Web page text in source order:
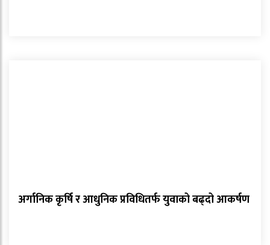
अर्गानिक कृर्षि र आधुनिक प्रविधितर्फ युवाको बढ्दो आकर्षण